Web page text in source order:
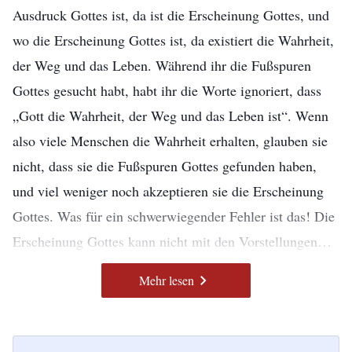
Ausdruck Gottes ist, da ist die Erscheinung Gottes, und
wo die Erscheinung Gottes ist, da existiert die Wahrheit,
der Weg und das Leben. Während ihr die Fußspuren
Gottes gesucht habt, habt ihr die Worte ignoriert, dass
„Gott die Wahrheit, der Weg und das Leben ist“. Wenn
also viele Menschen die Wahrheit erhalten, glauben sie
nicht, dass sie die Fußspuren Gottes gefunden haben,
und viel weniger noch akzeptieren sie die Erscheinung
Gottes. Was für ein schwerwiegender Fehler ist das! Die
Erscheinung Gottes kann nicht mit den Vorstellungen
des Menschen in Einklang gebracht werden, viel weniger
noch wird Gott auf Geheiß des Menschen erscheinen.
Pläne, wann Er Sein Werk verrichtet; darüber hinaus hat
– Das Wort, Bd. 1, Das Erscheinen und Wirken Gottes. Anhang
1: Das Erscheinen Gottes hat ein neues Zeitalter eingeläutet
Heute hat Gott ein neues Werk. Vielleicht akzeptierst du
Mehr lesen